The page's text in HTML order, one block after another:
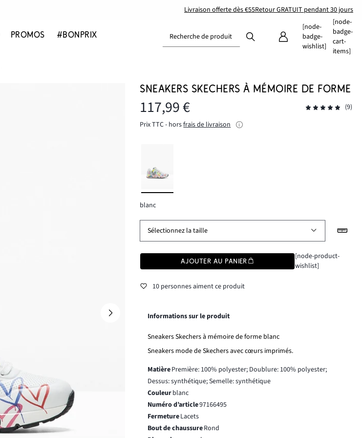
Livraison offerte dès €55Retour GRATUIT pendant 30 jours
PROMOS #BONPRIX Recherche de produit
[node-
badge-
wishlist]
[node-
badge-
cart-
items]
SNEAKERS SKECHERS À MÉMOIRE DE FORME
117,99 €
(9)
Prix TTC - horsfrais de livraison
blanc
Sélectionnez la taille
AJOUTER AU PANIER
[node-product-
wishlist]
10 personnes aiment ce produit
Informations sur le produit
Sneakers Skechers à mémoire de forme blanc
Sneakers mode de Skechers avec cœurs imprimés.
MatièrePremière: 100% polyester; Doublure: 100% polyester;
Dessus: synthétique; Semelle: synthétique
Couleurblanc
Numéro d’article97166495
FermetureLacets
Bout de chaussureRond